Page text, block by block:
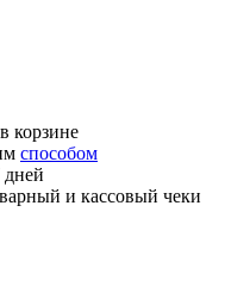
в корзине
способом
дней
и кассовый чеки